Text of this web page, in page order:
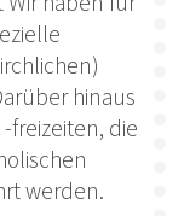
hinaus
freizeiten, die
werden.